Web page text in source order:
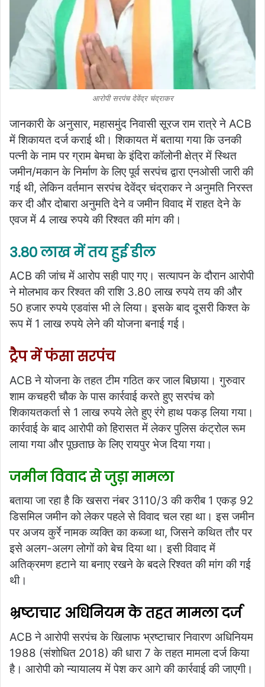
आरोपी सरपंच देवेंद्र चंद्राकर
जानकारी के अनुसार, महासमुंद निवासी सूरज राम रात्रे ने ACB
में शिकायत दर्ज कराई थी। शिकायत में बताया गया कि उनकी
पत्नी के नाम पर ग्राम बेमचा के इंदिरा कॉलोनी क्षेत्र में स्थित
जमीन/मकान के निर्माण के लिए पूर्व सरपंच द्वारा एनओसी जारी की
गई थी, लेकिन वर्तमान सरपंच देवेंद्र चंद्राकर ने अनुमति निरस्त
कर दी और दोबारा अनुमति देने व जमीन विवाद में राहत देने के
एवज में 4 लाख रुपये की रिश्वत की मांग की।
3.80 लाख में तय हुई डील
ACB की जांच में आरोप सही पाए गए। सत्यापन के दौरान आरोपी
ने मोलभाव कर रिश्वत की राशि 3.80 लाख रुपये तय की और
50 हजार रुपये एडवांस भी ले लिया। इसके बाद दूसरी किश्त के
रूप में 1 लाख रुपये लेने की योजना बनाई गई।
ट्रैप में फंसा सरपंच
ACB ने योजना के तहत टीम गठित कर जाल बिछाया। गुरुवार
शाम कचहरी चौक के पास कार्रवाई करते हुए सरपंच को
शिकायतकर्ता से 1 लाख रुपये लेते हुए रंगे हाथ पकड़ लिया गया।
कार्रवाई के बाद आरोपी को हिरासत में लेकर पुलिस कंट्रोल रूम
लाया गया और पूछताछ के लिए रायपुर भेज दिया गया।
जमीन विवाद से जुड़ा मामला
बताया जा रहा है कि खसरा नंबर 3110/3 की करीब 1 एकड़ 92
डिसमिल जमीन को लेकर पहले से विवाद चल रहा था। इस जमीन
पर अजय कुर्रे नामक व्यक्ति का कब्जा था, जिसने कथित तौर पर
इसे अलग-अलग लोगों को बेच दिया था। इसी विवाद में
अतिक्रमण हटाने या बनाए रखने के बदले रिश्वत की मांग की गई
थी।
भ्रष्टाचार अधिनियम के तहत मामला दर्ज
ACB ने आरोपी सरपंच के खिलाफ भ्रष्टाचार निवारण अधिनियम
1988 (संशोधित 2018) की धारा 7 के तहत मामला दर्ज किया
है। आरोपी को न्यायालय में पेश कर आगे की कार्रवाई की जाएगी।